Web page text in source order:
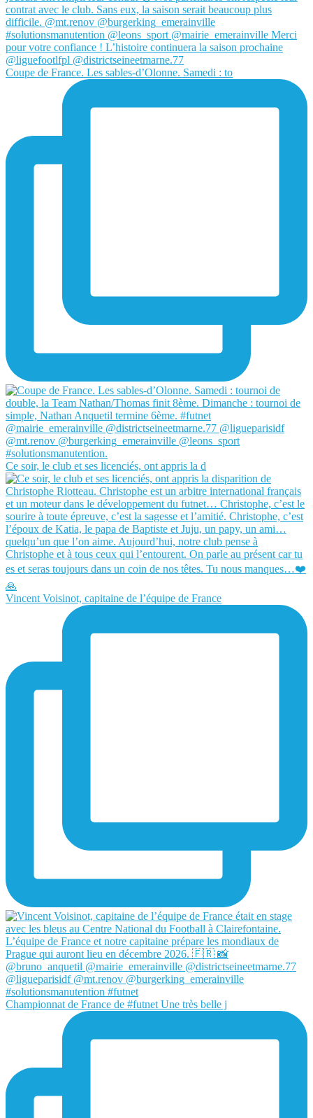
Coupe de France. Les sables-d’Olonne. Samedi : to
Ce soir, le club et ses licenciés, ont appris la d
Vincent Voisinot, capitaine de l’équipe de France
Championnat de France de #futnet Une très belle j